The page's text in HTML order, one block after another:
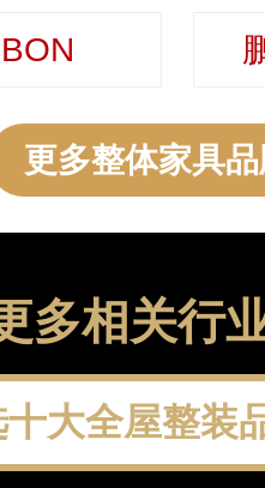
更多整体家具
多相关行
全屋整装品牌：聚焦